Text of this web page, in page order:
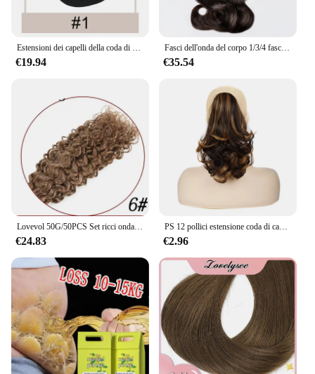
Estensioni dei capelli della coda di cavallo dell'onda profonda parrucche dei capelli invisibili naturali di Hiar umano reale brasiliano avvolgono il parrucchino per le donne
€19.94
Fasci dell'onda del corpo 1/3/4 fasci di capelli umani brasiliani grezzi del tessuto 18 20 22 24 26 pollici affare estensioni dei capelli di Remy per le donne naturali
€35.54
Lovevol 50G/50PCS Set ricci onda V Tip estensioni dei capelli ricci naturali estensioni dei capelli umani reali K Tip cheratina Pre P4-613 colore
€24.83
PS 12 pollici estensione coda di cavallo lunga Clip coda di cavallo riccia nell'estensione dei capelli artiglio parrucchino sintetico dall'aspetto naturale
€2.96